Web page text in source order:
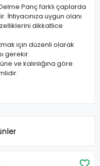
Panç farklı çaplarda
uygun olanı
dikkatlice
için düzenli olarak
gerekir.
ve kalınlığına göre